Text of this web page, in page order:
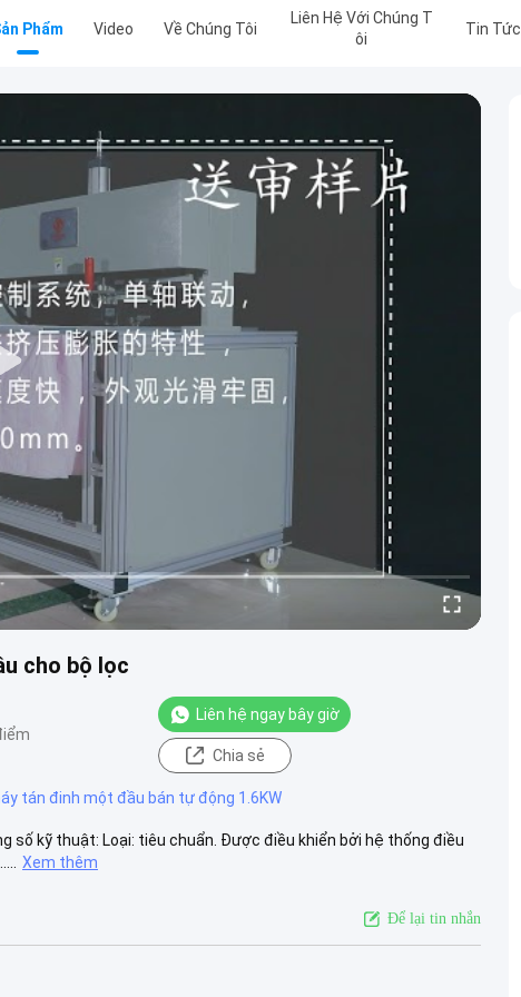
Phẩm Video Về Chúng Tôi
Liên Hệ Với Chúng T
Ôi
Tin Tức
cho bộ lọc
Liên hệ ngay bây giờ
Chia sẻ
tán đinh một đầu bán tự động 1.6KW
số kỹ thuật: Loại: tiêu chuẩn. Được điều khiển bởi hệ thống điều
Xem thêm
Để lại tin nhắn